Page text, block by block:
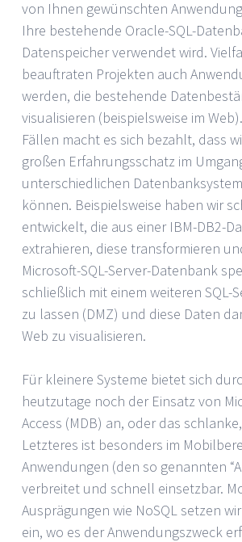
von Ihnen gewünschten
Ihre bestehende Oracle-SQL-
Datenspeicher verwendet wird.
beauftraten Projekten auch
werden, die bestehende
visualisieren (beispielsweise im
Fällen macht es sich bezahlt, dass
großen Erfahrungsschatz im
unterschiedlichen
können. Beispielsweise haben wir
entwickelt, die aus einer IBM-DB2-
extrahieren, diese transformieren
Microsoft-SQL-Server-Datenbank
schließlich mit einem weiteren SQL-
zu lassen (DMZ) und diese Daten
Web zu visualisieren.
Für kleinere Systeme bietet sich
heutzutage noch der Einsatz von
Access (MDB) an, oder das
Letzteres ist besonders im
Anwendungen (den so genannten
verbreitet und schnell einsetzbar.
Ausprägungen wie NoSQL setzen
ein, wo es der Anwendungszweck